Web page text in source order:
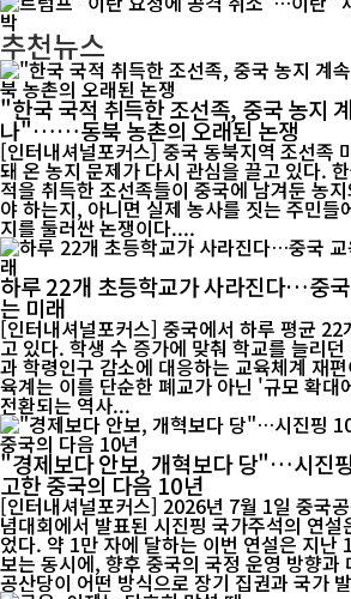
추천뉴스
"한국 국적 취득한 조선족, 중국 농지
나"……동북 농촌의 오래된 논쟁
[인터내셔널포커스] 중국 동북지역 조선족
돼 온 농지 문제가 다시 관심을 끌고 있다.
적을 취득한 조선족들이 중국에 남겨둔 농
야 하는지, 아니면 실제 농사를 짓는 주민들
지를 둘러싼 논쟁이다....
하루 22개 초등학교가 사라진다…중
는 미래
[인터내셔널포커스] 중국에서 하루 평균 22
고 있다. 학생 수 증가에 맞춰 학교를 늘리
과 학령인구 감소에 대응하는 교육체계 재
육계는 이를 단순한 폐교가 아닌 '규모 확대
전환되는 역사...
"경제보다 안보, 개혁보다 당"…시진
고한 중국의 다음 10년
[인터내셔널포커스] 2026년 7월 1일 중국
념대회에서 발표된 시진핑 국가주석의 연설
었다. 약 1만 자에 달하는 이번 연설은 지난
보는 동시에, 향후 중국의 국정 운영 방향과
공산당이 어떤 방식으로 장기 집권과 국가